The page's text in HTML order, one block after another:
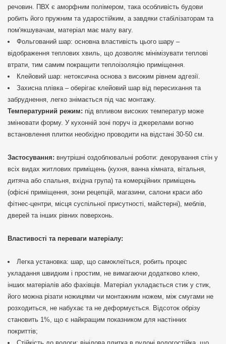
речовин. ПВХ є аморфним полімером, така особливість будови
робить його пружним та ударостійким, а завдяки стабілізаторам та
пом'якшувачам, матеріал має малу вагу.
Фольгований шар: основна властивість цього шару –
відображення теплових хвиль, що дозволяє мінімізувати теплові
втрати, тим самим покращити теплоізоляцію приміщення.
Клейовий шар: нетоксична основа з високим рівнем адгезії.
Захисна плівка – оберігає клейовий шар від пересихання та
забруднення, легко знімається під час монтажу.
Температурний режим: під впливом високих температур може
змінювати форму. У кухонній зоні поруч із джерелами вогню
встановлення плитки необхідно проводити на відстані 30-50 см.
Застосування: внутрішні оздоблювальні роботи: декорування стін у
всіх видах житлових приміщень (кухня, ванна кімната, вітальня,
дитяча або спальня, вхідна група) та комерційних приміщень
(офісні приміщення, зони рецепцій, магазини, салони краси або
фітнес-центри, місця суспільної присутності, майстерні), меблів,
дверей та інших рівних поверхонь.
Властивості та переваги матеріалу:
Легка установка: шар, що самоклеїться, робить процес
укладання швидким і простим, не вимагаючи додатково клею,
інших матеріалів або фахівців. Матеріал укладається стик у стик,
його можна різати ножицями чи монтажним ножем, між смугами не
розходиться, не набухає та не деформується. Відсоток обрізу
становить 1%, що є найкращим показником для настінних
покриттів;